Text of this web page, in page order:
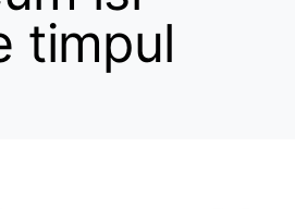
timpul